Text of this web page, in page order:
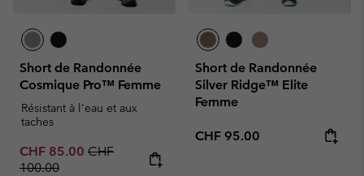
Short de Randonnée
Cosmique Pro™ Femme
Résistant à l'eau et aux
taches
Sale price:
CHF 85.00 Regular price:
CHF
100.00
Short de Randonnée
Silver Ridge™ Elite
Femme
Regular price:
CHF 95.00